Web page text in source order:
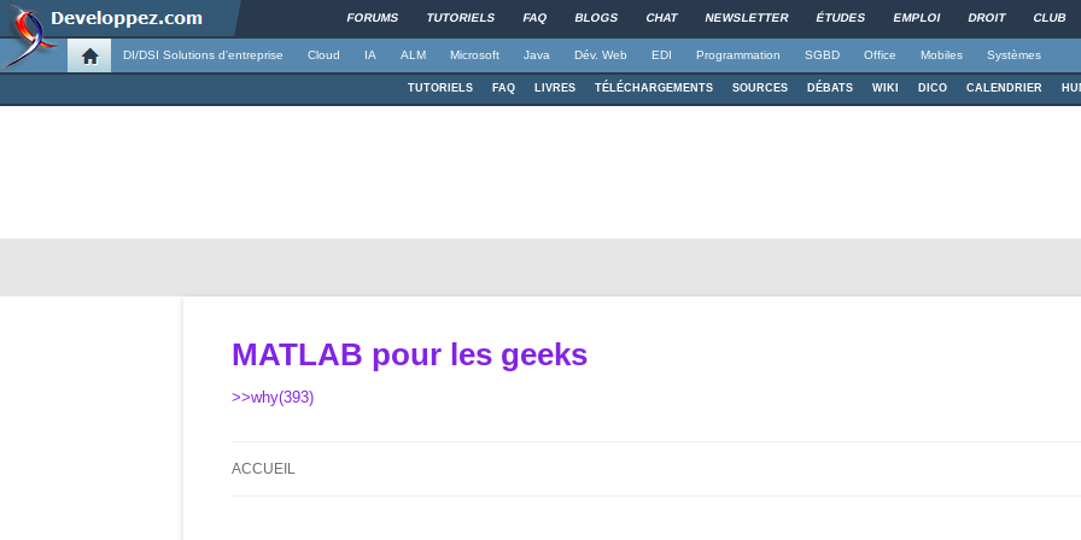
FORUMS TUTORIELS FAQ BLOGS CHAT NEWSLETTER ÉTUDES EMPLOI DROIT CLUB
DI/DSI Solutions d'entreprise Cloud IA ALM Microsoft Java Dév. Web EDI Programmation SGBD Office Mobiles Systèmes
TUTORIELS FAQ LIVRES TÉLÉCHARGEMENTS SOURCES DÉBATS WIKI DICO CALENDRIER
MATLAB pour les geeks
>>why(393)
ACCUEIL